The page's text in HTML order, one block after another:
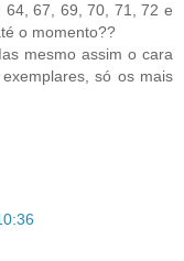
64, 67, 69, 70, 71, 72 e
o momento??
mesmo assim o cara
só os mais